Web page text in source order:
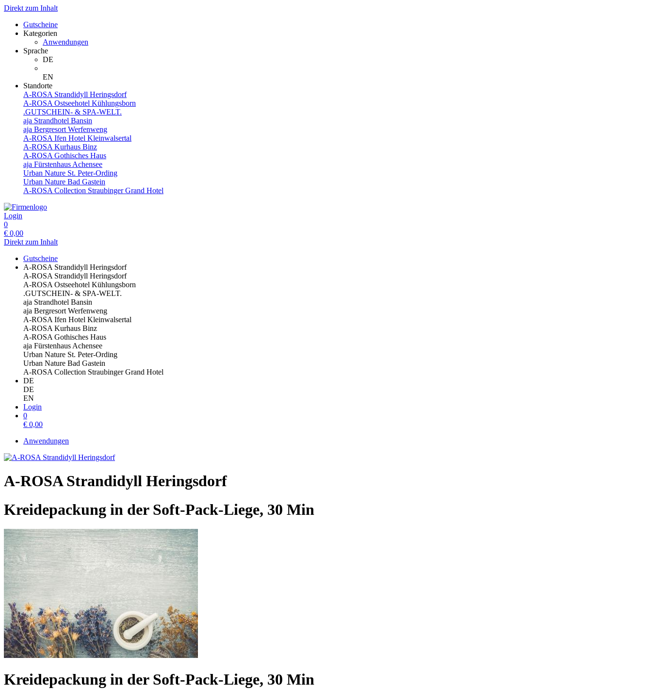
Direkt zum Inhalt
Gutscheine
Kategorien
Anwendungen
Sprache
DE
EN
Standorte
A-ROSA Strandidyll Heringsdorf
A-ROSA Ostseehotel Kühlungsborn
.GUTSCHEIN- & SPA-WELT.
aja Strandhotel Bansin
aja Bergresort Werfenweng
A-ROSA Ifen Hotel Kleinwalsertal
A-ROSA Kurhaus Binz
A-ROSA Gothisches Haus
aja Fürstenhaus Achensee
Urban Nature St. Peter-Ording
Urban Nature Bad Gastein
A-ROSA Collection Straubinger Grand Hotel
Login
0
€ 0,00
Direkt zum Inhalt
Gutscheine
A-ROSA Strandidyll Heringsdorf
A-ROSA Strandidyll Heringsdorf
A-ROSA Ostseehotel Kühlungsborn
.GUTSCHEIN- & SPA-WELT.
aja Strandhotel Bansin
aja Bergresort Werfenweng
A-ROSA Ifen Hotel Kleinwalsertal
A-ROSA Kurhaus Binz
A-ROSA Gothisches Haus
aja Fürstenhaus Achensee
Urban Nature St. Peter-Ording
Urban Nature Bad Gastein
A-ROSA Collection Straubinger Grand Hotel
DE
DE
EN
Login
0
€ 0,00
Anwendungen
A-ROSA Strandidyll Heringsdorf
Kreidepackung in der Soft-Pack-Liege, 30 Min
Kreidepackung in der Soft-Pack-Liege, 30 Min